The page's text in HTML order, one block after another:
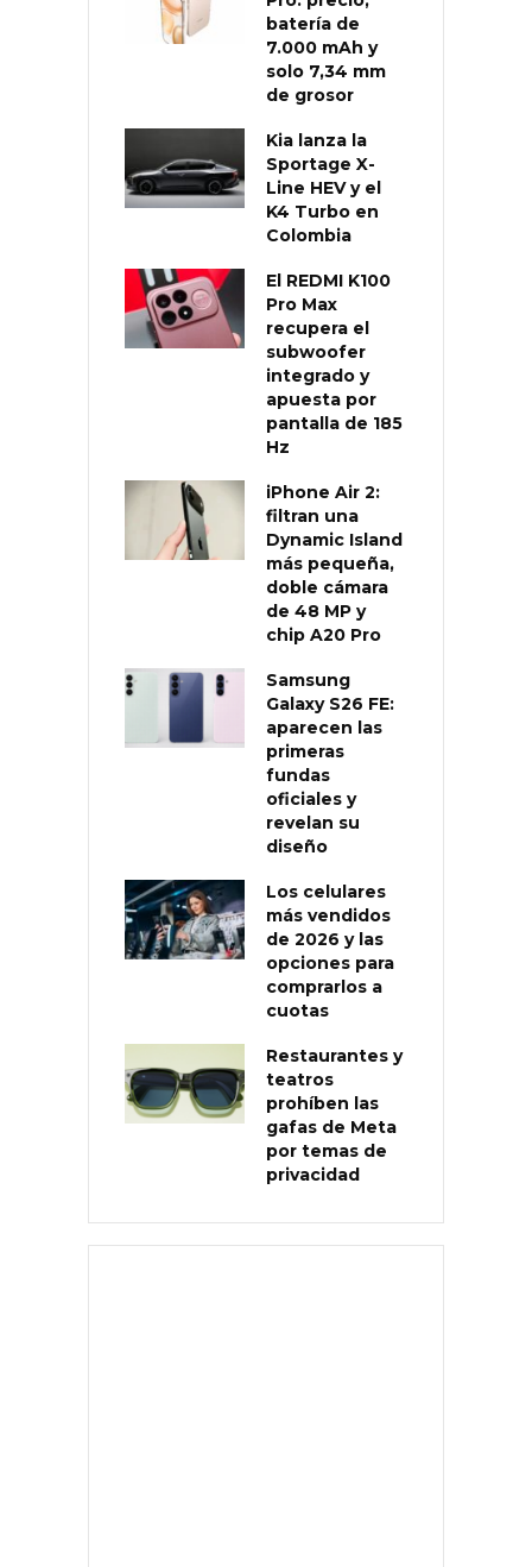
batería de
7.000 mAh y
solo 7,34 mm
de grosor
Kia lanza la
Sportage X-
Line HEV y el
K4 Turbo en
Colombia
El REDMI K100
Pro Max
recupera el
subwoofer
integrado y
apuesta por
pantalla de 185
Hz
iPhone Air 2:
filtran una
Dynamic Island
más pequeña,
doble cámara
de 48 MP y
chip A20 Pro
Samsung
Galaxy S26 FE:
aparecen las
primeras
fundas
oficiales y
revelan su
diseño
Los celulares
más vendidos
de 2026 y las
opciones para
comprarlos a
cuotas
Restaurantes y
teatros
prohíben las
gafas de Meta
por temas de
privacidad